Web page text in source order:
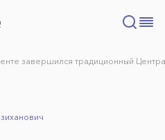
завершился традиционный